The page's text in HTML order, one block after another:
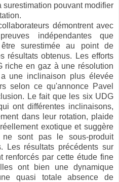
pouvant modifier
démontrent avec
indépendantes que
surestimée au point de
résultats obtenus. Les efforts
riche en gaz à une résolution
une inclinaison plus élevée
selon ce qu'annonce Pavel
Le fait que les six UDG
ont différentes inclinaisons,
dans leur rotation, plaide
exotique et suggère
sont pas le sous-produit
Les résultats précédents sur
renforcés par cette étude fine
ont bien une dynamique
quasi totale absence de